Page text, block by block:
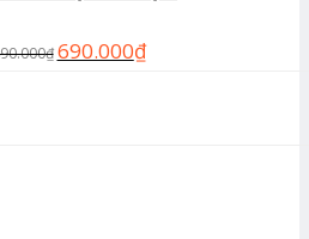
₫ 690.000₫